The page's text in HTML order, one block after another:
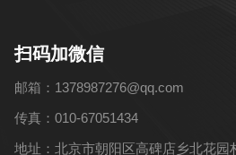
扫码加微信
邮箱：1378987276@qq.com
传真：010-67051434
地址：北京市朝阳区高碑店乡北花园